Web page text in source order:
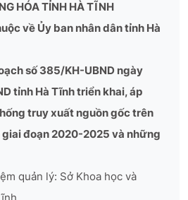
HÓA TỈNH HÀ TĨNH
về Ủy ban nhân dân tỉnh Hà
số 385/KH-UBND ngày
tỉnh Hà Tĩnh triển khai, áp
truy xuất nguồn gốc trên
đoạn 2020-2025 và những
quản lý: Sở Khoa học và